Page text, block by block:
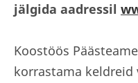
jälgida aadressil
Koostöös
korrastama